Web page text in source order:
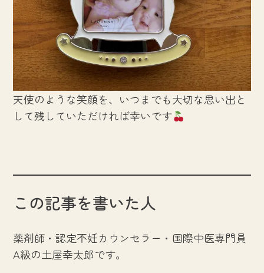
天使のような笑顔を、いつまでも大切な思い出と
して残していただければ幸いです
この記事を書いた人
薬剤師・認定不妊カウンセラー・国際中医専門員
A級の土屋幸太郎です。